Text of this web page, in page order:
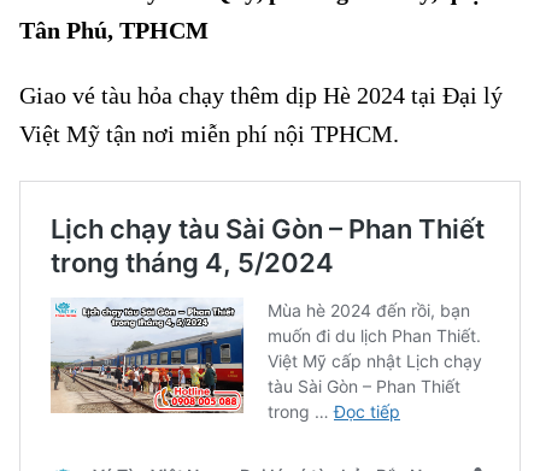
Tân Phú, TPHCM
Giao vé tàu hỏa chạy thêm dịp Hè 2024 tại Đại lý
Việt Mỹ tận nơi miễn phí nội TPHCM.